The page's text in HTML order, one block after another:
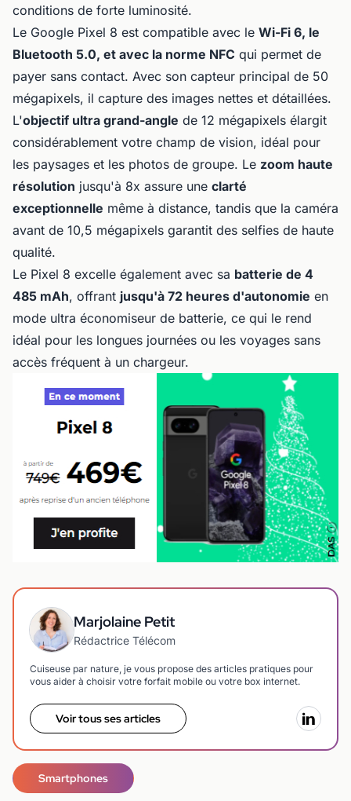
conditions de forte luminosité.
Le Google Pixel 8 est compatible avec le Wi-Fi 6, le
Bluetooth 5.0, et avec la norme NFC qui permet de
payer sans contact. Avec son capteur principal de 50
mégapixels, il capture des images nettes et détaillées.
L'objectif ultra grand-angle de 12 mégapixels élargit
considérablement votre champ de vision, idéal pour
les paysages et les photos de groupe. Le zoom haute
résolution jusqu'à 8x assure une clarté
exceptionnelle même à distance, tandis que la caméra
avant de 10,5 mégapixels garantit des selfies de haute
qualité.
Le Pixel 8 excelle également avec sa batterie de 4
485 mAh, offrant jusqu'à 72 heures d'autonomie en
mode ultra économiseur de batterie, ce qui le rend
idéal pour les longues journées ou les voyages sans
accès fréquent à un chargeur.
Marjolaine Petit
Rédactrice Télécom
Cuiseuse par nature, je vous propose des articles pratiques pour
vous aider à choisir votre forfait mobile ou votre box internet.
Voir tous ses articles
Smartphones